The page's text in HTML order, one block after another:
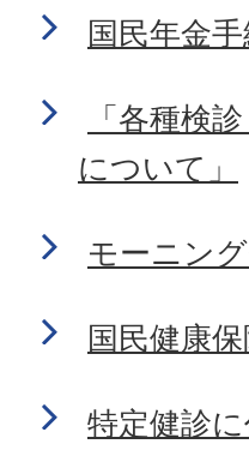
国民年金
「各種検
について」
モーニン
国民健康
特定健診